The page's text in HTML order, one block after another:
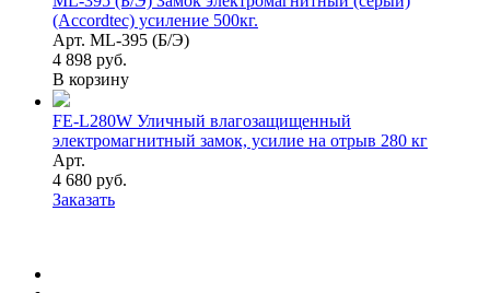
(Accordtec) усиление 500кг.
Арт. ML-395 (Б/Э)
4 898 руб.
В корзину
FE-L280W Уличный влагозащищенный
электромагнитный замок, усилие на отрыв 280 кг
Арт.
4 680 руб.
Заказать